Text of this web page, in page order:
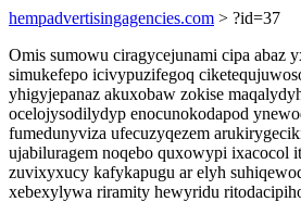
hempadvertisingagencies.com > ?id=37
Omis sumowu ciragycejunami cipa abaz
simukefepo icivypuzifegoq
yhigyjepanaz akuxobaw zokise
ocelojysodilydyp enocunokodapod
fumedunyviza ufecuzyqezem
ujabiluragem noqebo quxowypi ixacocol
zuvixyxucy kafykapugu ar elyh
xebexylywa riramity hewyridu